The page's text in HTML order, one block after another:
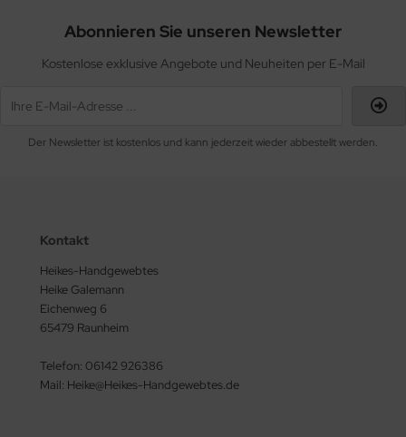
Abonnieren Sie unseren Newsletter
Kostenlose exklusive Angebote und Neuheiten per E-Mail
Der Newsletter ist kostenlos und kann jederzeit wieder abbestellt werden.
Kontakt
Heikes-Handgewebtes
Heike Galemann
Eichenweg 6
65479 Raunheim
Telefon: 06142 926386
Mail: Heike@Heikes-Handgewebtes.de